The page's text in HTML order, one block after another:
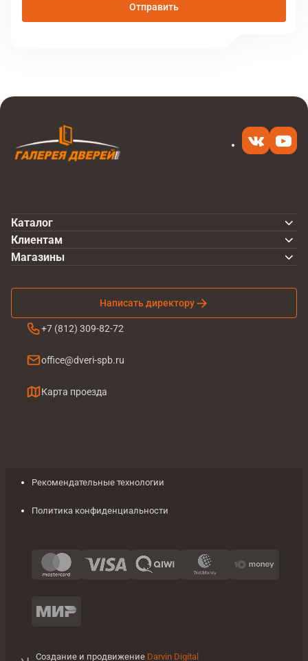
Отправить
Каталог
Клиентам
Написать директору
+7 (812) 309-82-72
office@dveri-spb.ru
Карта проезда
Магазины
Рекомендательные технологии
Политика конфиденциальности
Создание и продвижение Darvin Digital